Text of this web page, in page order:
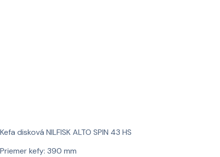
Kefa disková NILFISK ALTO SPIN 43 HS
Priemer kefy: 390 mm